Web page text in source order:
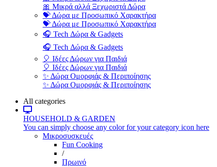
🎀 Μικρά αλλά Ξεχωριστά Δώρα
💝 Δώρα με Προσωπικό Χαρακτήρα
💝 Δώρα με Προσωπικό Χαρακτήρα
🎧 Tech Δώρα & Gadgets
🎧 Tech Δώρα & Gadgets
🎈 Ιδέες Δώρων για Παιδιά
🎈 Ιδέες Δώρων για Παιδιά
✨ Δώρα Ομορφιάς & Περιποίησης
✨ Δώρα Ομορφιάς & Περιποίησης
All categories
HOUSEHOLD & GARDEN
You can simply choose any color for your category icon here
Μικροσυσκευές
Fun Cooking
/
Πρωινό